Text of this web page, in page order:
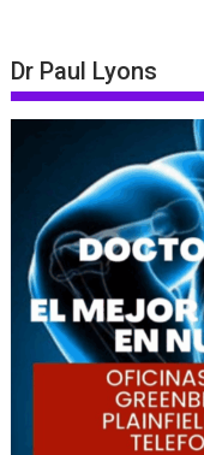
Dr Paul Lyons